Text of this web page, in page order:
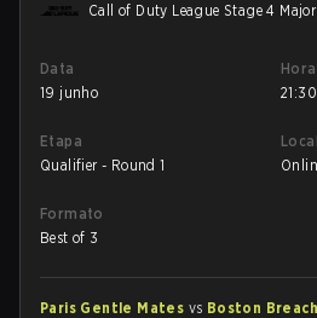
Call of Duty League Stage 4
Data
19 junho
21:30
Etapa
Qualifier - Round 1
Formato
Best of 3
Paris Gentle Mates vs Boston